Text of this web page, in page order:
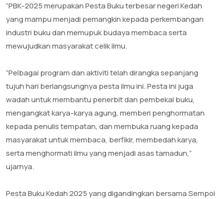
‎“PBK-2025 merupakan Pesta Buku terbesar negeri Kedah
yang mampu menjadi pemangkin kepada perkembangan
industri buku dan memupuk budaya membaca serta
mewujudkan masyarakat celik ilmu.
‎”Pelbagai program dan aktiviti telah dirangka sepanjang
tujuh hari berlangsungnya pesta ilmu ini. Pesta ini juga
wadah untuk membantu penerbit dan pembekal buku,
mengangkat karya-karya agung, memberi penghormatan
kepada penulis tempatan, dan membuka ruang kepada
masyarakat untuk membaca, berfikir, membedah karya,
serta menghormati ilmu yang menjadi asas tamadun,”
ujarnya.
‎Pesta Buku Kedah 2025 yang digandingkan bersama Sempoi